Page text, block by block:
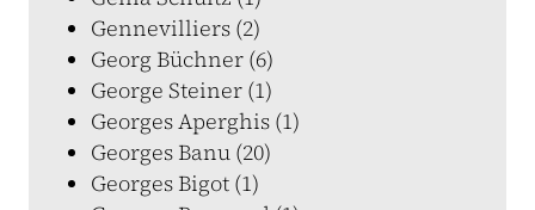
Gennevilliers (2)
Georg Büchner (6)
George Steiner (1)
Georges Aperghis (1)
Georges Banu (20)
Georges Bigot (1)